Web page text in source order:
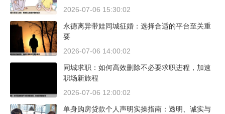
2026-07-06 15:30:02
永德离异带娃同城征婚：选择合适的平台至关重
要
2026-07-06 14:00:02
同城求职：如何高效删除不必要求职进程，加速
职场新旅程
2026-07-06 12:00:02
单身购房贷款个人声明实操指南：透明、诚实与